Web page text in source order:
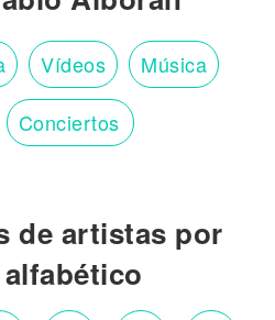
Vídeos Música
Conciertos
de artistas por